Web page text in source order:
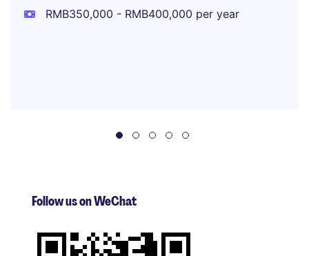
RMB350,000 - RMB400,000 per year
Follow us on WeChat